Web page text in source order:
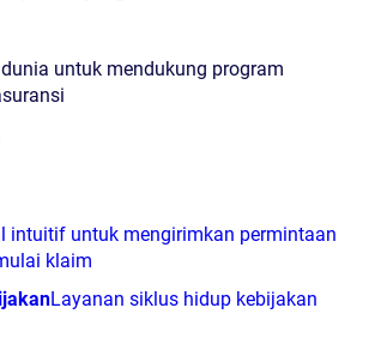
untuk mendukung program
intuitif untuk mengirimkan permintaan
klaim
Layanan siklus hidup kebijakan